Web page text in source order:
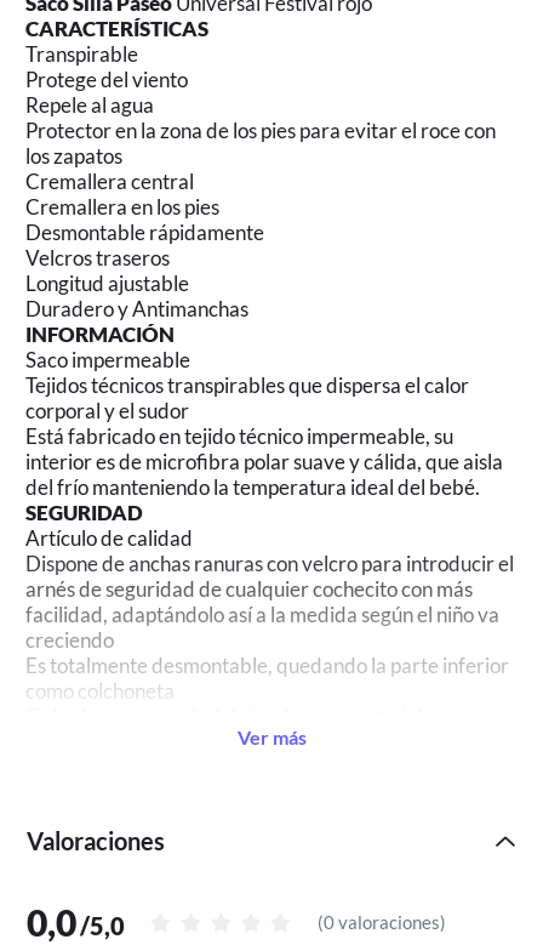
CARACTERÍSTICAS
Transpirable
Protege del viento
Repele al agua
Protector en la zona de los pies para evitar el roce con
los zapatos
Cremallera central
Cremallera en los pies
Desmontable rápidamente
Velcros traseros
Longitud ajustable
Duradero y Antimanchas
INFORMACIÓN
Saco impermeable
Tejidos técnicos transpirables que dispersa el calor
corporal y el sudor
Está fabricado en tejido técnico impermeable, su
interior es de microfibra polar suave y cálida, que aisla
del frío manteniendo la temperatura ideal del bebé.
SEGURIDAD
Artículo de calidad
Dispone de anchas ranuras con velcro para introducir el
arnés de seguridad de cualquier cochecito con más
facilidad, adaptándolo así a la medida según el niño va
creciendo
Es totalmente desmontable, quedando la parte inferior
como colchoneta
antialergénicos para ofrecer el máximo confort.
Ver más
Valoraciones
0,0/5,0 (0 valoraciones)